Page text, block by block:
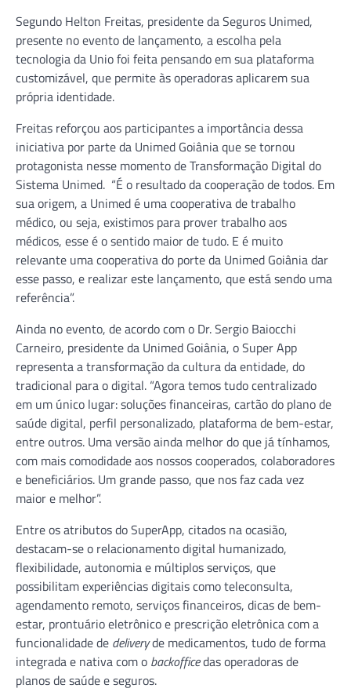
Segundo Helton Freitas, presidente da Seguros Unimed,
presente no evento de lançamento, a escolha pela
tecnologia da Unio foi feita pensando em sua plataforma
customizável, que permite às operadoras aplicarem sua
própria identidade.
Freitas reforçou aos participantes a importância dessa
iniciativa por parte da Unimed Goiânia que se tornou
protagonista nesse momento de Transformação Digital do
Sistema Unimed. “É o resultado da cooperação de todos. Em
sua origem, a Unimed é uma cooperativa de trabalho
médico, ou seja, existimos para prover trabalho aos
médicos, esse é o sentido maior de tudo. E é muito
relevante uma cooperativa do porte da Unimed Goiânia dar
esse passo, e realizar este lançamento, que está sendo uma
referência”.
Ainda no evento, de acordo com o Dr. Sergio Baiocchi
Carneiro, presidente da Unimed Goiânia, o Super App
representa a transformação da cultura da entidade, do
tradicional para o digital. “Agora temos tudo centralizado
em um único lugar: soluções financeiras, cartão do plano de
saúde digital, perfil personalizado, plataforma de bem-estar,
entre outros. Uma versão ainda melhor do que já tínhamos,
com mais comodidade aos nossos cooperados, colaboradores
e beneficiários. Um grande passo, que nos faz cada vez
maior e melhor”.
Entre os atributos do SuperApp, citados na ocasião,
destacam-se o relacionamento digital humanizado,
flexibilidade, autonomia e múltiplos serviços, que
possibilitam experiências digitais como teleconsulta,
agendamento remoto, serviços financeiros, dicas de bem-
estar, prontuário eletrônico e prescrição eletrônica com a
funcionalidade de deliveryde medicamentos, tudo de forma
integrada e nativa com o backofficedas operadoras de
planos de saúde e seguros.